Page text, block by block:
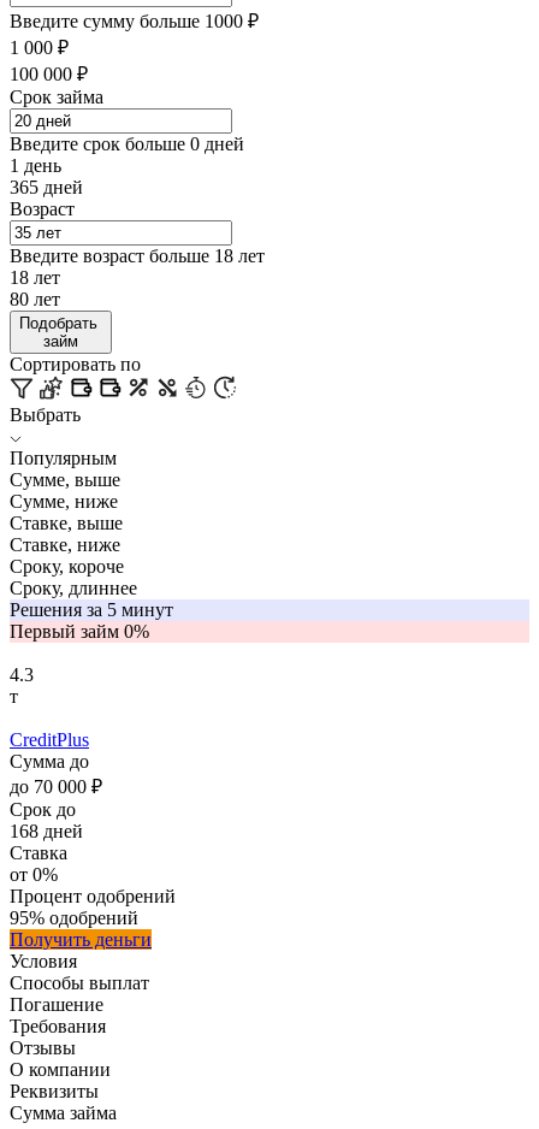
Введите сумму больше 1000 ₽
1 000 ₽
100 000 ₽
Срок займа
Введите срок больше 0 дней
1 день
365 дней
Возраст
Введите возраст больше 18 лет
18 лет
80 лет
Подобрать
займ
Сортировать по
Выбрать
Популярным
Сумме, выше
Сумме, ниже
Ставке, выше
Ставке, ниже
Сроку, короче
Сроку, длиннее
Решения за 5 минут
Первый займ 0%
4.3
т
CreditPlus
Сумма до
до 70 000 ₽
Срок до
168 дней
Ставка
от 0%
Процент одобрений
95% одобрений
Получить деньги
Условия
Способы выплат
Погашение
Требования
Отзывы
О компании
Реквизиты
Сумма займа